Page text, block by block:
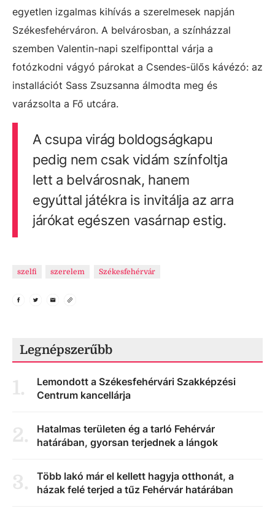
egyetlen izgalmas kihívás a szerelmesek napján
Székesfehérváron. A belvárosban, a színházzal
szemben Valentin-napi szelfiponttal várja a
fotózkodni vágyó párokat a Csendes-ülős kávézó: az
installációt Sass Zsuzsanna álmodta meg és
varázsolta a Fő utcára.
A csupa virág boldogságkapu
pedig nem csak vidám színfoltja
lett a belvárosnak, hanem
egyúttal játékra is invitálja az arra
járókat egészen vasárnap estig.
szelfi szerelem Székesfehérvár
Legnépszerűbb
1.
Lemondott a Székesfehérvári Szakképzési
Centrum kancellárja
2.
Hatalmas területen ég a tarló Fehérvár
határában, gyorsan terjednek a lángok
3.
Több lakó már el kellett hagyja otthonát, a
házak felé terjed a tűz Fehérvár határában